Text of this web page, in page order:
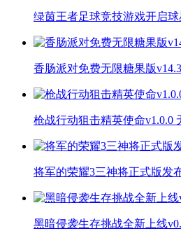
绿茵王者足球竞技游戏开启
香肠派对免费无限糖果版
枪战行动狙击精英使命v1.0.0
将军的荣耀3三神将正式版发
黑暗侵袭生存挑战全新上线